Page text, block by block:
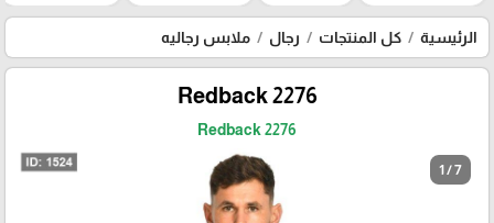
الرئيسية كل المنتجات رجال ملابس رجاليه
Redback 2276
Redback 2276
1 / 7